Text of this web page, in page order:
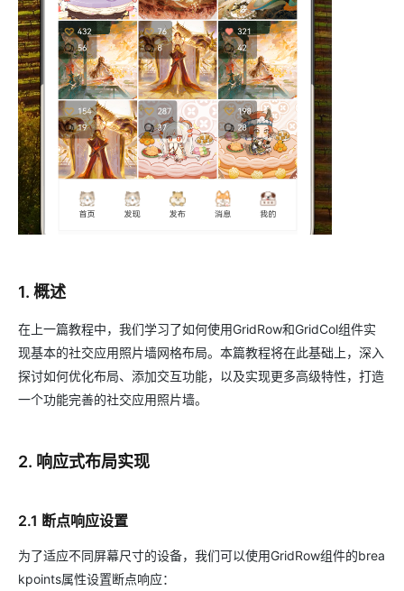
1. 概述
在上一篇教程中，我们学习了如何使用GridRow和GridCol组件实
现基本的社交应用照片墙网格布局。本篇教程将在此基础上，深入
探讨如何优化布局、添加交互功能，以及实现更多高级特性，打造
一个功能完善的社交应用照片墙。
2. 响应式布局实现
2.1 断点响应设置
为了适应不同屏幕尺寸的设备，我们可以使用GridRow组件的brea
kpoints属性设置断点响应：